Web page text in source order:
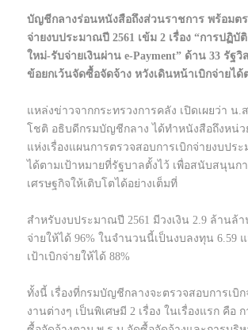
บัญชีกลางร่อนหนังสือถึงส่วนราชการ พร้อมตร
จ่ายงบประมาณปี 2561 เข้ม 2 เรื่อง “การปฏิบั
ใหม่-รับจ่ายเงินผ่าน e-Payment” ด้าน 33 รัฐวิ
ข้อยกเว้นจัดซื้อจัดจ้าง หวังเดินหน้าเบิกจ่ายได้
แหล่งข่าวจากกระทรวงการคลัง เปิดเผยว่า น
โชติ อธิบดีกรมบัญชีกลาง ได้ทำหนังสือถึงหน่ว
แห่งเรื่องแผนการตรวจสอบการเบิกจ่ายงบปร
ได้ตามเป้าหมายที่รัฐบาลตั้งไว้ เพื่อสนับสนุนก
เศรษฐกิจให้เติบโตได้อย่างเต็มที่
สำหรับงบประมาณปี 2561 มีวงเงิน 2.9 ล้านล้า
จ่ายให้ได้ 96% ในจำนวนนี้เป็นงบลงทุน 6.59
เป้าเบิกจ่ายให้ได้ 88%
ทั้งนี้ เรื่องที่กรมบัญชีกลางจะตรวจสอบการเบิ
งานต่างๆ เป็นพิเศษมี 2 เรื่อง ในเรื่องแรก คือ